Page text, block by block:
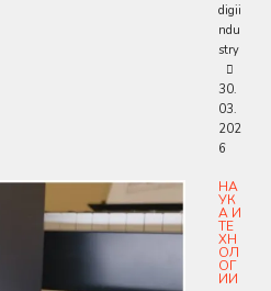
digii
ndu
stry
30.
03.
202
6
НА
УК
А И
ТЕ
ХН
ОЛ
ОГ
ИИ